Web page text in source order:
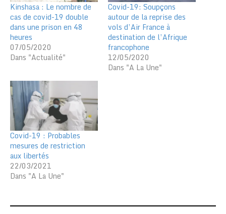
Kinshasa : Le nombre de
cas de covid-19 double
dans une prison en 48
heures
07/05/2020
Dans "Actualité"
Covid-19: Soupçons
autour de la reprise des
vols d’Air France à
destination de l’Afrique
francophone
12/05/2020
Dans "A La Une"
Covid-19 : Probables
mesures de restriction
aux libertés
22/03/2021
Dans "A La Une"